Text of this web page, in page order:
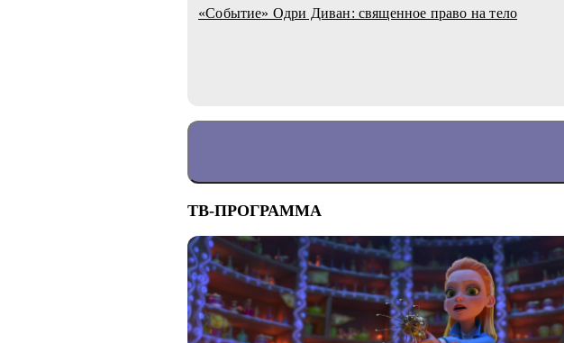
«Событие» Одри Диван: священное право на тело
ТВ-ПРОГРАММА